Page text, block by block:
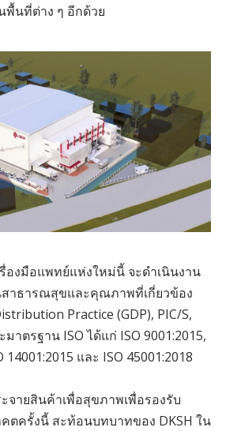
นที่ต่าง ๆ อีกด้วย
องมือแพทย์แห่งใหม่นี้ จะดำเนินงาน
าธารณสุขและคุณภาพที่เกี่ยวข้อง
Practice (GDP), PIC/S,
มาตรฐาน ISO ได้แก่ ISO 9001:2015,
14001:2015 และ ISO 45001:2018
จายสินค้าเพื่อสุขภาพเพื่อรองรับ
ตครั้งนี้ สะท้อนบทบาทของ DKSH ใน